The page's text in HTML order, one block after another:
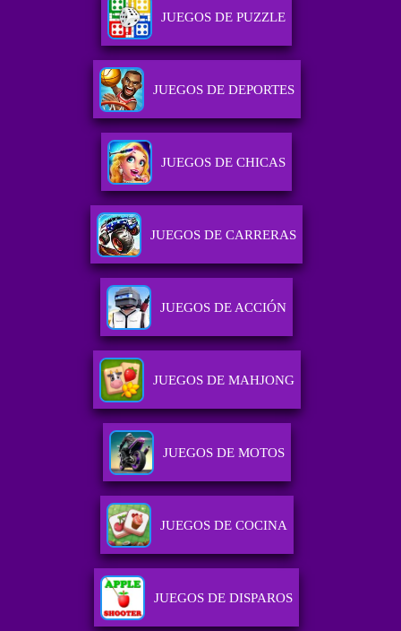
JUEGOS DE PUZZLE
JUEGOS DE DEPORTES
JUEGOS DE CHICAS
JUEGOS DE CARRERAS
JUEGOS DE ACCIÓN
JUEGOS DE MAHJONG
JUEGOS DE MOTOS
JUEGOS DE COCINA
JUEGOS DE DISPAROS